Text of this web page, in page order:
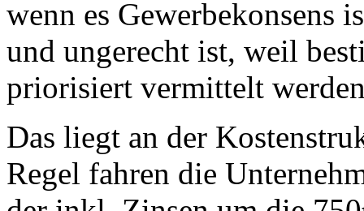
wenn es Gewerbekonsens
und ungerecht ist, weil
priorisiert vermittelt
Das liegt an der
Regel fahren die